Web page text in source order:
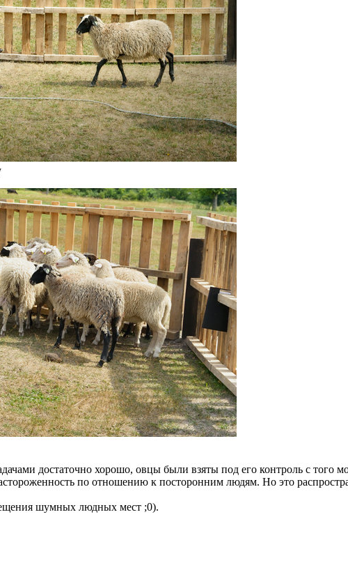
достаточно хорошо, овцы были взяты под его контроль с
по отношению к посторонним людям. Но это
шумных людных мест ;0).